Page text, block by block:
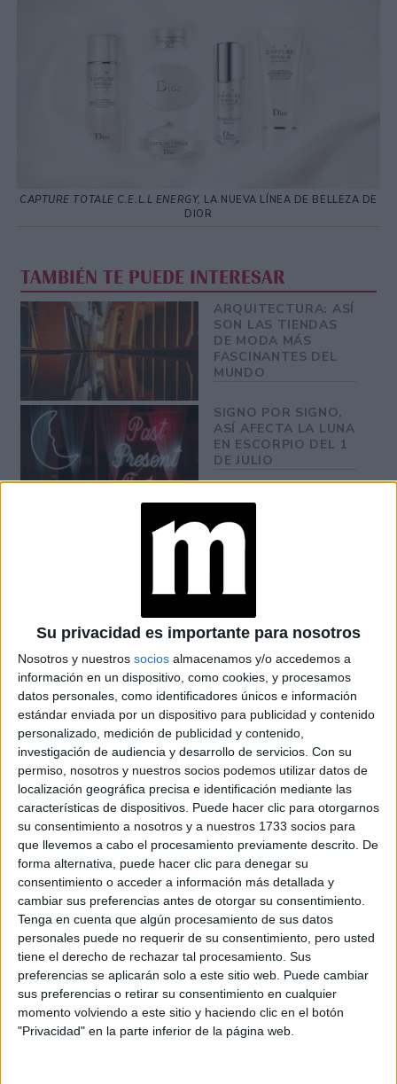
Su privacidad es importante para nosotros
Nosotros y nuestros socios almacenamos y/o accedemos a
información en un dispositivo, como cookies, y procesamos
datos personales, como identificadores únicos e información
estándar enviada por un dispositivo para publicidad y contenido
personalizado, medición de publicidad y contenido,
investigación de audiencia y desarrollo de servicios. Con su
permiso, nosotros y nuestros socios podemos utilizar datos de
localización geográfica precisa e identificación mediante las
características de dispositivos. Puede hacer clic para otorgarnos
su consentimiento a nosotros y a nuestros 1733 socios para
que llevemos a cabo el procesamiento previamente descrito. De
forma alternativa, puede hacer clic para denegar su
consentimiento o acceder a información más detallada y
cambiar sus preferencias antes de otorgar su consentimiento.
Tenga en cuenta que algún procesamiento de sus datos
personales puede no requerir de su consentimiento, pero usted
tiene el derecho de rechazar tal procesamiento. Sus
preferencias se aplicarán solo a este sitio web. Puede cambiar
sus preferencias o retirar su consentimiento en cualquier
momento volviendo a este sitio y haciendo clic en el botón
"Privacidad" en la parte inferior de la página web.
CAPTURE TOTALE C.E.L.L ENERGY, LA NUEVA LÍNEA DE BELLEZA DE
DIOR
TAMBIÉN TE PUEDE INTERESAR
ARQUITECTURA: ASÍ
SON LAS TIENDAS
DE MODA MÁS
FASCINANTES DEL
MUNDO
SIGNO POR SIGNO,
ASÍ AFECTA LA LUNA
EN ESCORPIO DEL 1
DE JULIO
QUE BUSCABAS
PARA HACERTE LAS
Desde hace unos años la tecnología de las
madresestá revolucionando las líneas de belleza junto
con el hecho de sumar ingredientes naturalesa los
productos.
at Redacción Marie Claire
GALERÍA DE IMÁGENES
Accedé a los beneficios para suscriptores